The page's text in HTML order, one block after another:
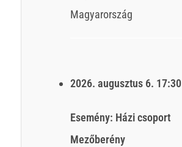
Magyarország
2026. augusztus 6. 17:30
Esemény: Házi csoport
Mezőberény